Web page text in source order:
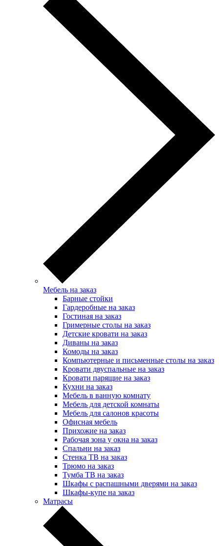
Мебель на заказ
Барные стойки
Гардеробные на заказ
Гостиная на заказ
Гримерные столы на заказ
Детские кровати на заказ
Диваны на заказ
Комоды на заказ
Компьютерные и письменные столы на заказ
Кровати двуспальные на заказ
Кровати парящие на заказ
Кухни на заказ
Мебель в ванную комнату
Мебель для детской комнаты
Мебель для салонов красоты
Офисная мебель
Прихожие на заказ
Рабочая зона у окна на заказ
Спальни на заказ
Стенка ТВ на заказ
Трюмо на заказ
Тумба ТВ на заказ
Шкафы с распашными дверями на заказ
Шкафы-купе на заказ
Матрасы